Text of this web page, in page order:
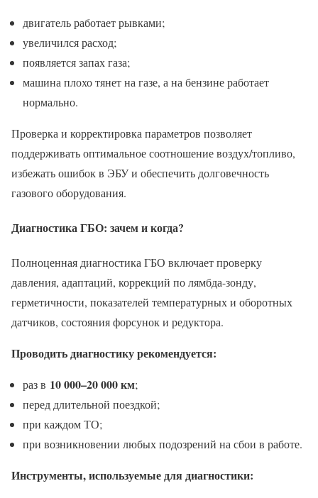
двигатель работает рывками;
увеличился расход;
появляется запах газа;
машина плохо тянет на газе, а на бензине работает
нормально.
Проверка и корректировка параметров позволяет
поддерживать оптимальное соотношение воздух/топливо,
избежать ошибок в ЭБУ и обеспечить долговечность
газового оборудования.
Диагностика ГБО: зачем и когда?
Полноценная диагностика ГБО включает проверку
давления, адаптаций, коррекций по лямбда-зонду,
герметичности, показателей температурных и оборотных
датчиков, состояния форсунок и редуктора.
Проводить диагностику рекомендуется:
раз в 10 000–20 000 км;
перед длительной поездкой;
при каждом ТО;
при возникновении любых подозрений на сбои в работе.
Инструменты, используемые для диагностики: